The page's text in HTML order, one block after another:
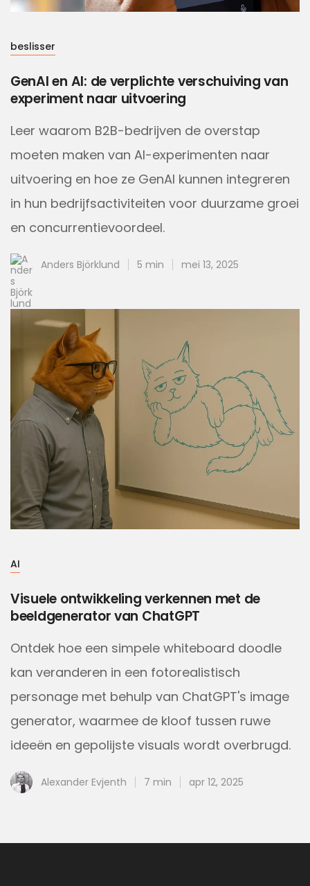
beslisser
GenAI en AI: de verplichte verschuiving van
experiment naar uitvoering
Leer waarom B2B-bedrijven de overstap
moeten maken van AI-experimenten naar
uitvoering en hoe ze GenAI kunnen integreren
in hun bedrijfsactiviteiten voor duurzame groei
en concurrentievoordeel.
Anders Björklund 5 min mei 13, 2025
AI
Visuele ontwikkeling verkennen met de
beeldgenerator van ChatGPT
Ontdek hoe een simpele whiteboard doodle
kan veranderen in een fotorealistisch
personage met behulp van ChatGPT's image
generator, waarmee de kloof tussen ruwe
ideeën en gepolijste visuals wordt overbrugd.
Alexander Evjenth 7 min apr 12, 2025